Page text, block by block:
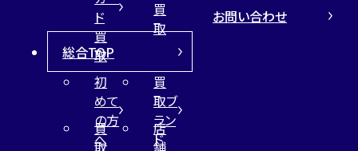
買
取
ド
買
取
総合TOP
初
めて
の方
へ
買
取ブ
ラン
ド
買
取
店
舗
お問い合わせ